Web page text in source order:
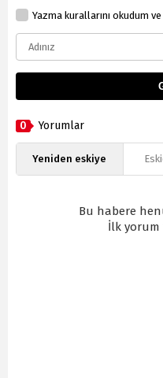
Yazma kurallarını okudum
0 Yorumlar
Yeniden eskiye
Bu habere
İlk yorum